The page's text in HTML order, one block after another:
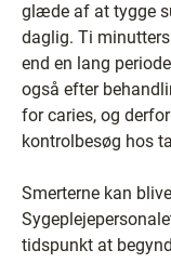
glæde af at tygge
daglig. Ti
end en lang
også efter
for caries, og
kontrolbesøg hos
Smerterne kan
tidspunkt at